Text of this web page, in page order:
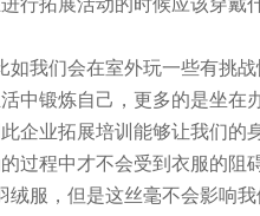
行拓展活动的时候应该穿戴
我们会在室外玩一些有挑战
中锻炼自己，更多的是坐在
企业拓展培训能够让我们的
过程中才不会受到衣服的阻碍
服，但是这丝毫不会影响我